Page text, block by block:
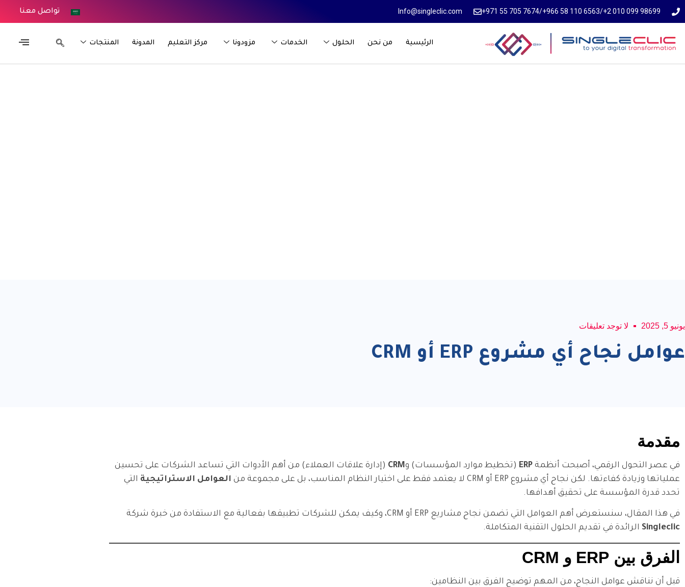
/
⁦+971 55 705 7674⁩
Info@singleclic.com تواصل معنا
الرئيسية من نحن الحلول الخدمات مزودونا مركز التعليم المدونة المنتجات
يونيو 5, 2025 لا توجد تعليقات
عوامل نجاح أي مشروع ERP أو CRM
مقدمة
في عصر التحول الرقمي، أصبحت أنظمة ERP (تخطيط موارد المؤسسات) وCRM (إدارة علاقات العملاء) من أهم الأدوات التي تساعد الشركات على تحسين
عملياتها وزيادة كفاءتها. لكن نجاح أي مشروع ERP أو CRM لا يعتمد فقط على اختيار النظام المناسب، بل على مجموعة من
العوامل الاستراتيجية التي
تحدد قدرة المؤسسة على تحقيق أهدافها.
في هذا المقال، سنستعرض أهم العوامل التي تضمن نجاح مشاريع ERP أو CRM، وكيف يمكن للشركات تطبيقها بفعالية مع الاستفادة من خبرة شركة
Singleclic الرائدة في تقديم الحلول التقنية المتكاملة.
الفرق بين ERP و CRM
قبل أن نناقش عوامل النجاح، من المهم توضيح الفرق بين النظامين: